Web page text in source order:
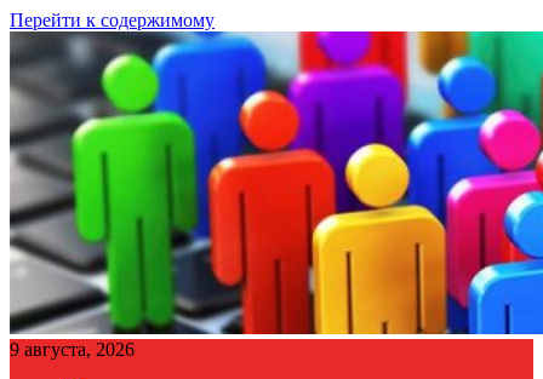
Перейти к содержимому
9 августа, 2026